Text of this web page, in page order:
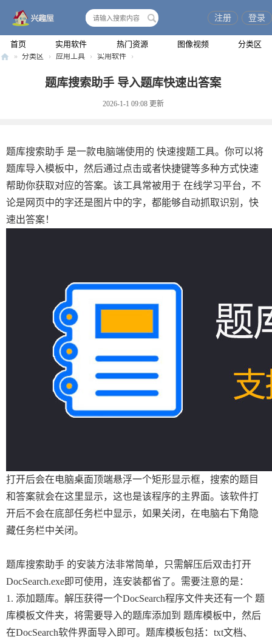
首页 实用软件 热门资源 图像视频 分类区
注册 登录
» 分类区 › 应用工具 › 实用软件 ›
题库搜索助手 导入题库快速出答案
2026-1-1 09:08 更新
题库搜索助手 是一款电脑端使用的 快速搜题工具。你可以将
题库导入模板中，然后通过点击或者快捷键等多种方式快速
帮助你获取对应的答案。该工具常被用于 在线学习平台，不
论是网页中的字还是图片中的字，都能够自动抓取识别，快
速出答案！
打开后会在电脑桌面顶端悬浮一个矩形显示框，搜索的题目
和答案就会在这里显示，这也是该程序的主界面。该软件打
开后不会在底部任务栏中显示，如果关闭，在电脑右下角隐
藏任务栏中关闭。
题库搜索助手 的安装方法非常简单，只需解压后双击打开
DocSearch.exe即可使用，连安装都省了。需要注意的是：
1. 添加题库。解压获得一个DocSearch程序文件夹还有一个 题
库模板文件夹，将需要导入的题库添加到 题库模板中，然后
在DocSearch软件界面导入即可。题库模板包括：txt文档、